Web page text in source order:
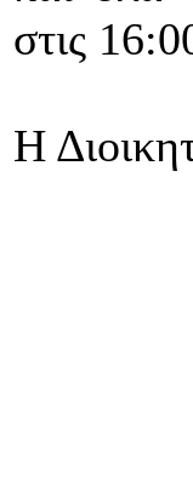
στις
Η